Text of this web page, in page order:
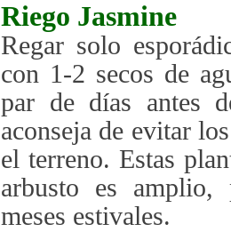
Riego Jasmine
Regar solo
con 1-2 secos de
par de días antes
aconseja de evitar
el terreno. Estas
arbusto es amplio,
meses estivales.